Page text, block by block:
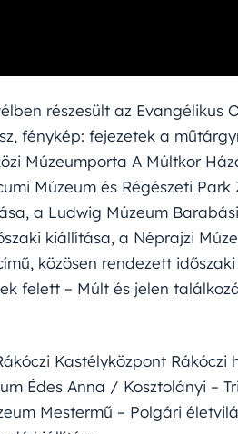
részesült az Evangélikus
fénykép: fejezetek a
Múzeumporta A Múltkor
Múzeum és Régészeti
a Ludwig Múzeum
kiállítása, a Néprajzi
közösen rendezett
felett – Múlt és jelen
Kastélyközpont Rákóczi
Édes Anna / Kosztolányi –
Mestermű – Polgári